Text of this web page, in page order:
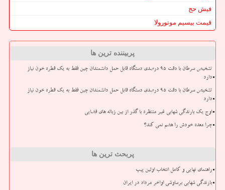
فیش حج
قیمت بیسیم موتورولا
پربیننده ترین ها
تشخیص سرطان با دقت ۹۵ درصدی دستگاه قابل حمل دانشمندان چین فقط به یک قطره خون نیاز
دارد
تشخیص سرطان با دقت ۹۵ درصدی دستگاه قابل حمل دانشمندان چین فقط به یک قطره خون نیاز
دارد
اوج یک بارندگی شهابی غیر منتظره با گذر از بین زباله های فضایی
چرا معده خودش را هضم نمی کند؟
پربحث ترین ها
راهنمای نهایی و کامل انتخاب اولین پیپ
بارندگی شهابی برساوشی اواخر مرداد در ایران